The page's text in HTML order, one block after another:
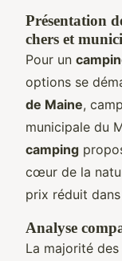
Présentation
chers et
Pour un
options se
de Maine,
municipale du
camping
cœur de la
prix réduit
Analyse
La majorité